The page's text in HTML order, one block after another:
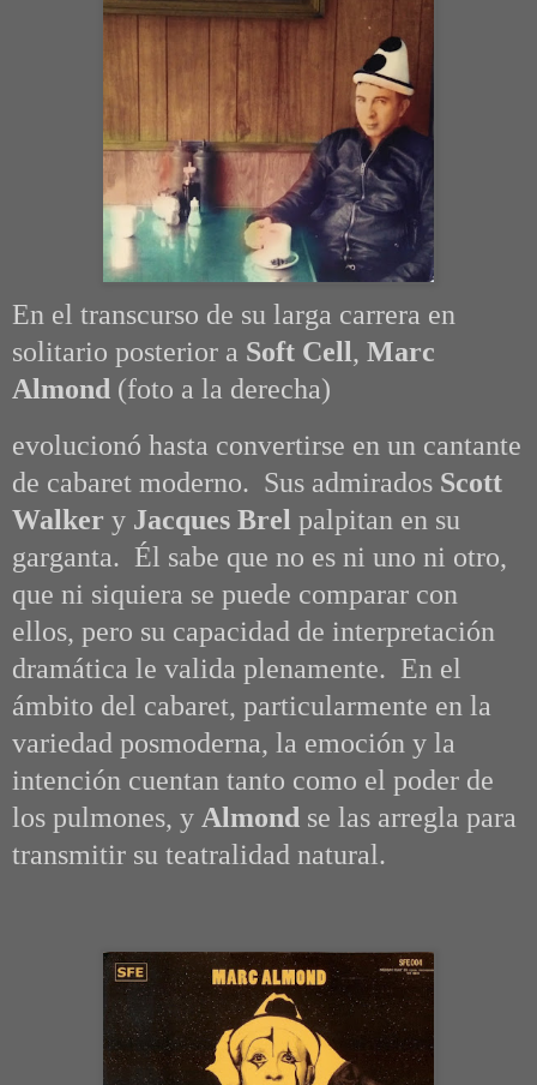
En el transcurso de su larga carrera en
solitario posterior a Soft Cell, Marc
Almond (foto a la derecha)
evolucionó hasta convertirse en un cantante
de cabaret moderno. Sus admirados Scott
Walker y Jacques Brel palpitan en su
garganta. Él sabe que no es ni uno ni otro,
que ni siquiera se puede comparar con
ellos, pero su capacidad de interpretación
dramática le valida plenamente. En el
ámbito del cabaret, particularmente en la
variedad posmoderna, la emoción y la
intención cuentan tanto como el poder de
los pulmones, y Almond se las arregla para
transmitir su teatralidad natural.